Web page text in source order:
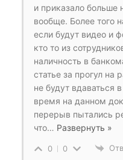
и приказало больше
вообще. Более того
если будут видео и
кто то из
наличность в
статье за прогул на
не будут вдаваться
время на данном
перерыв пытались
что… Развернуть »
0 0